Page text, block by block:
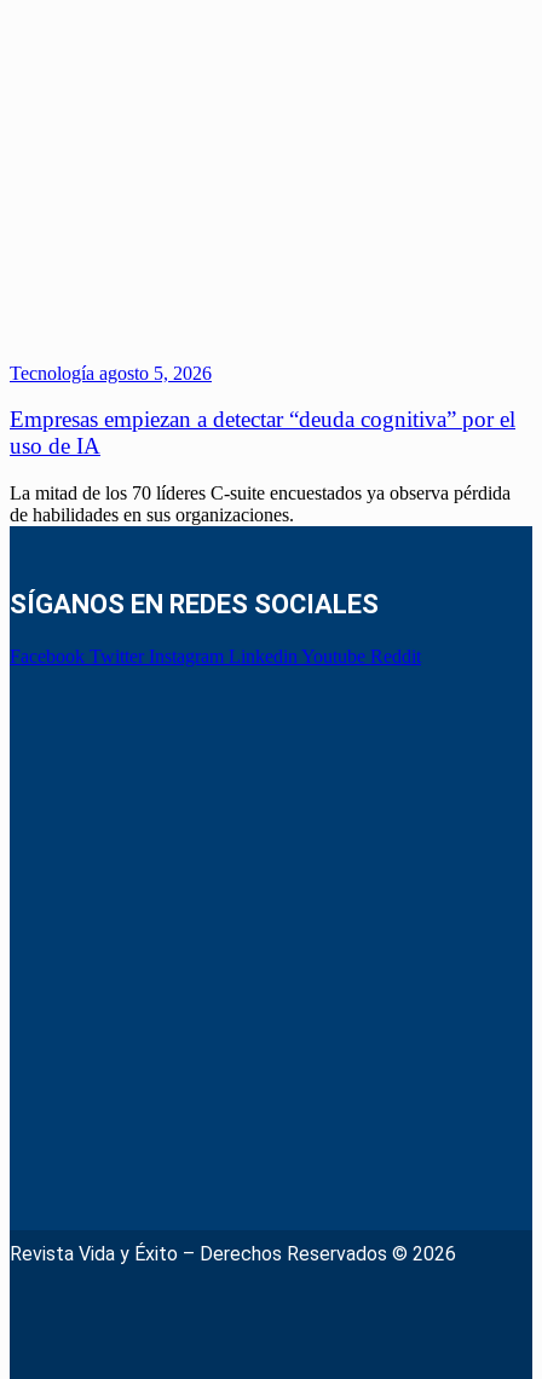
Tecnología agosto 5, 2026
Empresas empiezan a detectar “deuda cognitiva” por el
uso de IA
La mitad de los 70 líderes C-suite encuestados ya observa pérdida
de habilidades en sus organizaciones.
SÍGANOS EN REDES SOCIALES
Facebook Twitter Instagram Linkedin Youtube Reddit
Revista Vida y Éxito – Derechos Reservados © 2026